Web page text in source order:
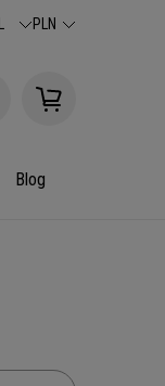
PLN
Blog